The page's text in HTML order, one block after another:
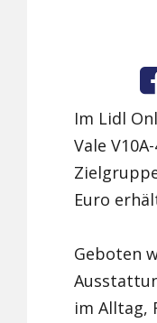
Im Lidl
Vale
Euro
Geboten
im Alltag,